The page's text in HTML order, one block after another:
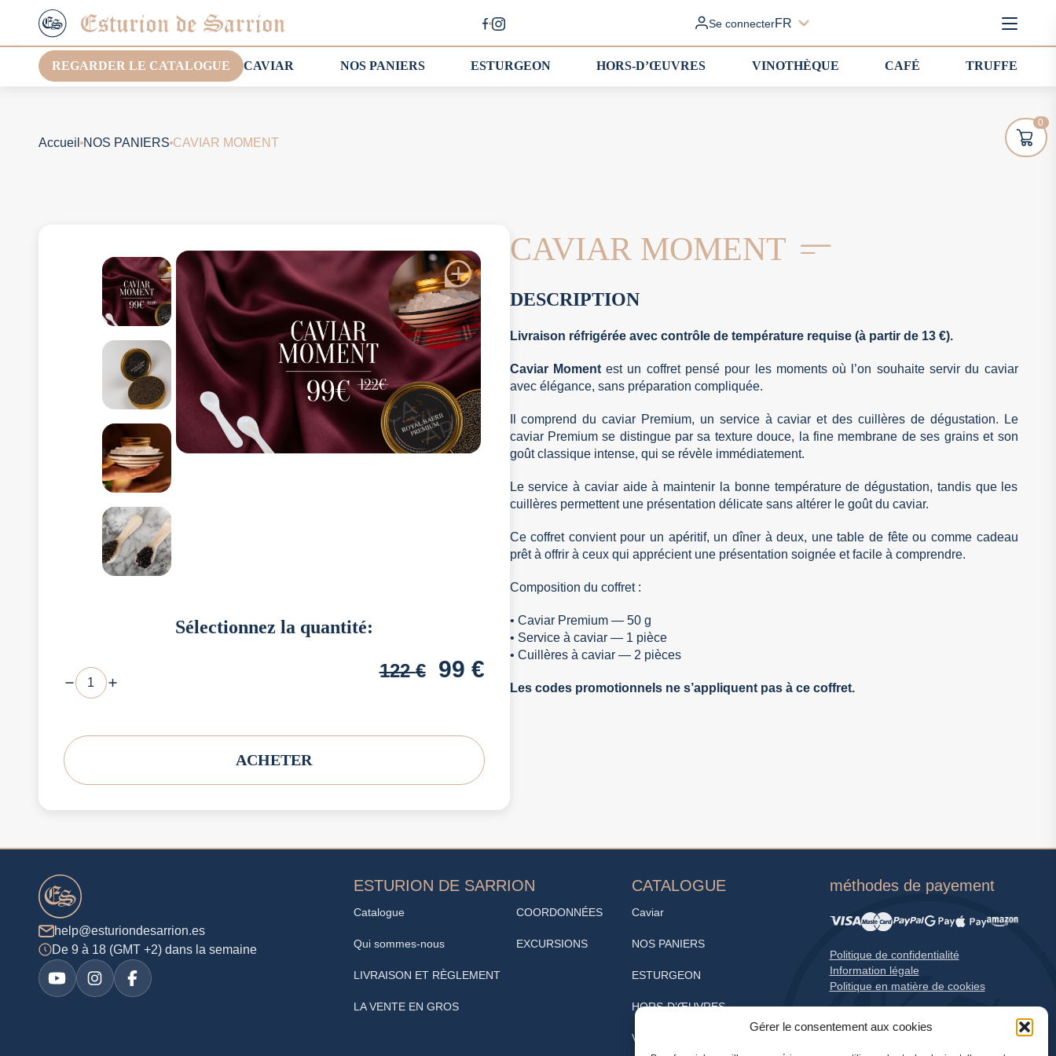
Gérer le consentement aux cookies
Se connecterFR
REGARDER LE CATALOGUE CAVIAR NOS PANIERS ESTURGEON HORS-D’ŒUVRES VINOTHÈQUE CAFÉ TRUFFE
Accueil NOS PANIERS CAVIAR MOMENT
Sélectionnez la quantité:
122€ 99 €
ACHETER
CAVIAR MOMENT
DESCRIPTION
Livraison réfrigérée avec contrôle de température requise (à partir de 13 €).
Caviar Momentest un coffret pensé pour les moments où l’on souhaite servir du caviar
avec élégance, sans préparation compliquée.
Il comprend du caviar Premium, un service à caviar et des cuillères de dégustation. Le
caviar Premium se distingue par sa texture douce, la fine membrane de ses grains et son
goût classique intense, qui se révèle immédiatement.
Le service à caviar aide à maintenir la bonne température de dégustation, tandis que les
cuillères permettent une présentation délicate sans altérer le goût du caviar.
Ce coffret convient pour un apéritif, un dîner à deux, une table de fête ou comme cadeau
prêt à offrir à ceux qui apprécient une présentation soignée et facile à comprendre.
Composition du coffret :
• Caviar Premium — 50 g
• Service à caviar — 1 pièce
• Cuillères à caviar — 2 pièces
Les codes promotionnels ne s’appliquent pas à ce coffret.
help@esturiondesarrion.es
De 9 à 18 (GMT +2) dans la semaine
ESTURION DE SARRION
Catalogue
Qui sommes-nous
LIVRAISON ET RÈGLEMENT
LA VENTE EN GROS
COORDONNÉES
EXCURSIONS
CATALOGUE
Caviar
NOS PANIERS
ESTURGEON
HORS-D’ŒUVRES
VINOTHÈQUE
méthodes de payement
Politique de confidentialité
Information légale
Politique en matière de cookies
0